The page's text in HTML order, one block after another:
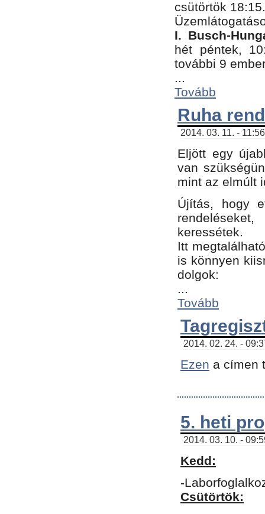
csütörtök 18:15.
I. Busch-
hét péntek,
további 9
...
Tovább
Ruha
2014. 03. 11. -
Eljött egy
van
mint az elmúlt
Újítás, hogy
keressétek.
Itt
is könnyen
dolgok:
...
Tovább
2014. 02. 24. -
Ezen a címen
5. heti
2014. 03. 10. -
Kedd:
-
Csütörtök: